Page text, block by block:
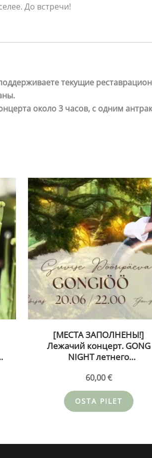
До встречи!
текущие
около 3 часов, с одним
[МЕСТА ЗАПОЛНЕНЫ!]
Лежачий концерт. GONG
NIGHT летнего
Кирна – Tiina Karjatse
60,00€
OSTA PILET